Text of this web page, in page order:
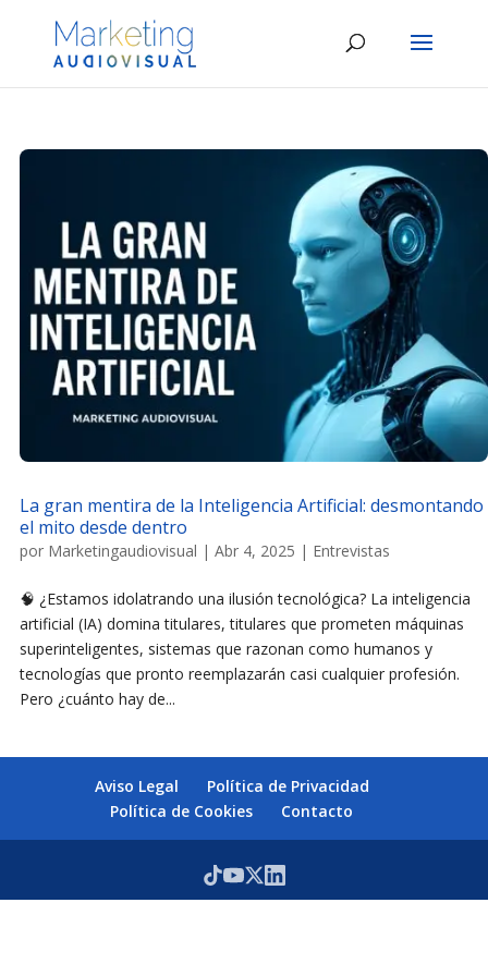
La gran mentira de la Inteligencia Artificial: desmontando
el mito desde dentro
por Marketingaudiovisual | Abr 4, 2025 | Entrevistas
🧠 ¿Estamos idolatrando una ilusión tecnológica? La inteligencia
artificial (IA) domina titulares, titulares que prometen máquinas
superinteligentes, sistemas que razonan como humanos y
tecnologías que pronto reemplazarán casi cualquier profesión.
Pero ¿cuánto hay de...
Aviso Legal
Política de Privacidad
Política de Cookies
Contacto